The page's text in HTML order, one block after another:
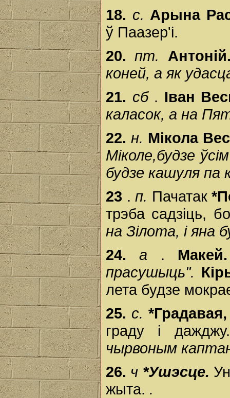
18. с. Арына
ў Паазер'і.
20.пт.
коней, а як
21. сб . Іван
каласок, а на
22. н. Мікола
Міколе,будзе
будзе кашуля па
23 . п. Пачатак
трэба садзіць,
на Зілота, і яна
24.а .
прасушыць".
лета будзе
25. с.
граду і
чырвоным
26. ч *Ушэсце.
жыта. .